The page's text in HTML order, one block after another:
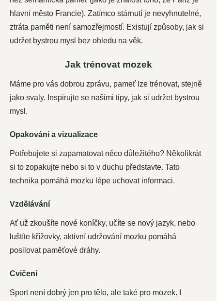
hlavní město Francie). Zatímco stárnutí je nevyhnutelné,
ztráta paměti není samozřejmostí. Existují způsoby, jak si
udržet bystrou mysl bez ohledu na věk.
Jak trénovat mozek
Máme pro vás dobrou zprávu, pameť lze trénovat, stejně
jako svaly. Inspirujte se našimi tipy, jak si udržet bystrou
mysl.
Opakování a vizualizace
Potřebujete si zapamatovat něco důležitého? Několikrát
si to zopakujte nebo si to v duchu představte. Tato
technika pomáhá mozku lépe uchovat informaci.
Vzdělávání
Ať už zkoušíte nové koníčky, učíte se nový jazyk, nebo
luštíte křížovky, aktivní udržování mozku pomáhá
posilovat paměťové dráhy.
Cvičení
Sport není dobrý jen pro tělo, ale také pro mozek. I